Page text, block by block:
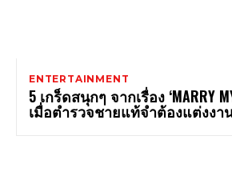
ENTERTAINMENT
5 เกร็ดสนุกๆ จากเรื่อง ‘MARRY MY
เมื่อตำรวจชายแท้จำต้องแต่งงา